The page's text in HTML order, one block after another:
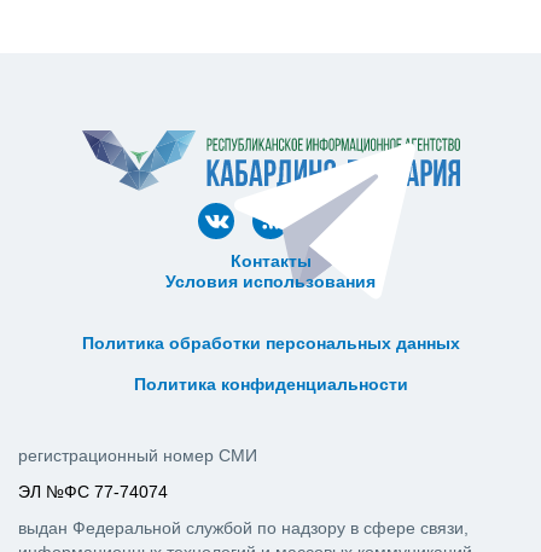
Контакты
Условия использования
Политика обработки персональных данных
Политика конфиденциальности
регистрационный номер СМИ
ЭЛ №ФС 77-74074
выдан Федеральной службой по надзору в сфере связи,